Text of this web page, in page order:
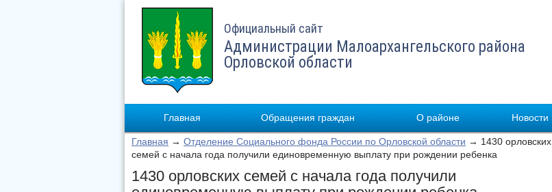
Официальный сайт
Администрации Малоархангельского района
Орловской области
Главная Обращения граждан О районе Новости
Главная → Отделение Социального фонда России по Орловской области → 1430 орловских
семей с начала года получили единовременную выплату при рождении ребенка
1430 орловских семей с начала года получили